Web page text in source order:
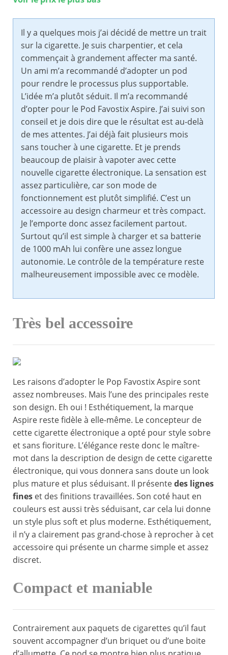
Il y a quelques mois j’ai décidé de mettre un trait
sur la cigarette. Je suis charpentier, et cela
commençait à grandement affecter ma santé.
Un ami m’a recommandé d’adopter un pod
pour rendre le processus plus supportable.
L’idée m’a plutôt séduit. Il m’a recommandé
d’opter pour le Pod Favostix Aspire. J’ai suivi son
conseil et je dois dire que le résultat est au-delà
de mes attentes. J’ai déjà fait plusieurs mois
sans toucher à une cigarette. Et je prends
beaucoup de plaisir à vapoter avec cette
nouvelle cigarette électronique. La sensation est
assez particulière, car son mode de
fonctionnement est plutôt simplifié. C’est un
accessoire au design charmeur et très compact.
Je l’emporte donc assez facilement partout.
Surtout qu’il est simple à charger et sa batterie
de 1000 mAh lui confère une assez longue
autonomie. Le contrôle de la température reste
malheureusement impossible avec ce modèle.
Très bel accessoire
Les raisons d’adopter le Pop Favostix Aspire sont
assez nombreuses. Mais l’une des principales reste
son design. Eh oui ! Esthétiquement, la marque
Aspire reste fidèle à elle-même. Le concepteur de
cette cigarette électronique a opté pour style sobre
et sans fioriture. L’élégance reste donc le maître-
mot dans la description de design de cette cigarette
électronique, qui vous donnera sans doute un look
plus mature et plus séduisant. Il présentedes lignes
fines et des finitions travaillées. Son coté haut en
couleurs est aussi très séduisant, car cela lui donne
un style plus soft et plus moderne. Esthétiquement,
il n’y a clairement pas grand-chose à reprocher à cet
accessoire qui présente un charme simple et assez
discret.
Compact et maniable
Contrairement aux paquets de cigarettes qu’il faut
souvent accompagner d’un briquet ou d’une boite